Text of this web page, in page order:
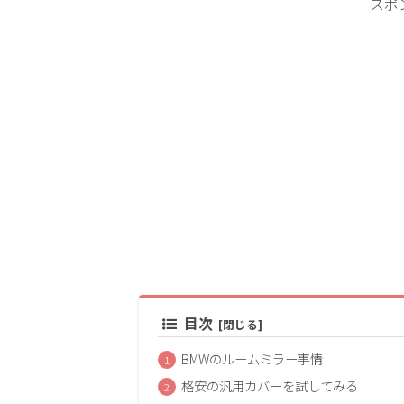
目次
BMWのルームミラー事情
格安の汎用カバーを試してみる